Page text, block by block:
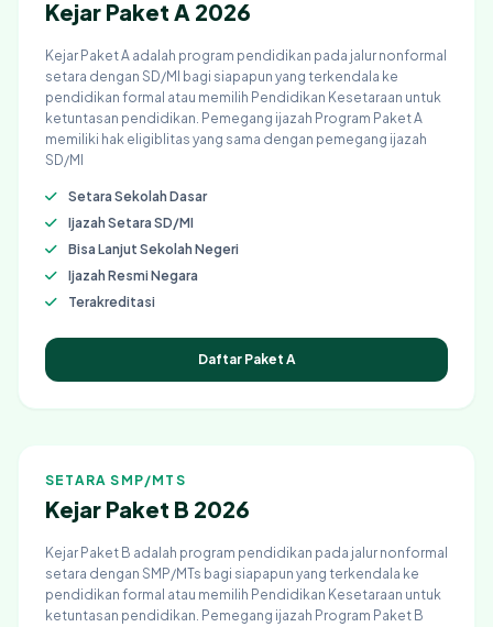
Kejar Paket A 2026
Kejar Paket A adalah program pendidikan pada jalur nonformal
setara dengan SD/MI bagi siapapun yang terkendala ke
pendidikan formal atau memilih Pendidikan Kesetaraan untuk
ketuntasan pendidikan. Pemegang ijazah Program Paket A
memiliki hak eligiblitas yang sama dengan pemegang ijazah
SD/MI
Setara Sekolah Dasar
Ijazah Setara SD/MI
Bisa Lanjut Sekolah Negeri
Ijazah Resmi Negara
Terakreditasi
Daftar Paket A
SETARA SMP/MTS
Kejar Paket B 2026
Kejar Paket B adalah program pendidikan pada jalur nonformal
setara dengan SMP/MTs bagi siapapun yang terkendala ke
pendidikan formal atau memilih Pendidikan Kesetaraan untuk
ketuntasan pendidikan. Pemegang ijazah Program Paket B